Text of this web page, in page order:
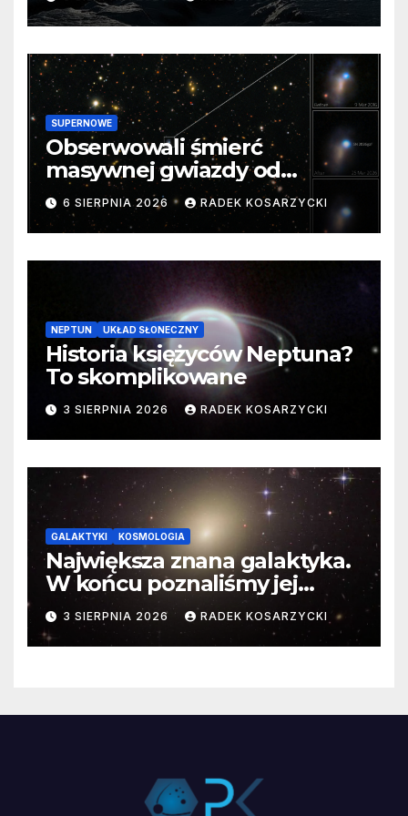
SUPERNOWE
Obserwowali śmierć
masywnej gwiazdy od
samego początku. Niezwykle
cenne dane
6 SIERPNIA 2026 RADEK KOSARZYCKI
NEPTUN UKŁAD SŁONECZNY
Historia księżyców Neptuna?
To skomplikowane
3 SIERPNIA 2026 RADEK KOSARZYCKI
GALAKTYKI KOSMOLOGIA
Największa znana galaktyka.
W końcu poznaliśmy jej
faktyczne wymiary
3 SIERPNIA 2026 RADEK KOSARZYCKI